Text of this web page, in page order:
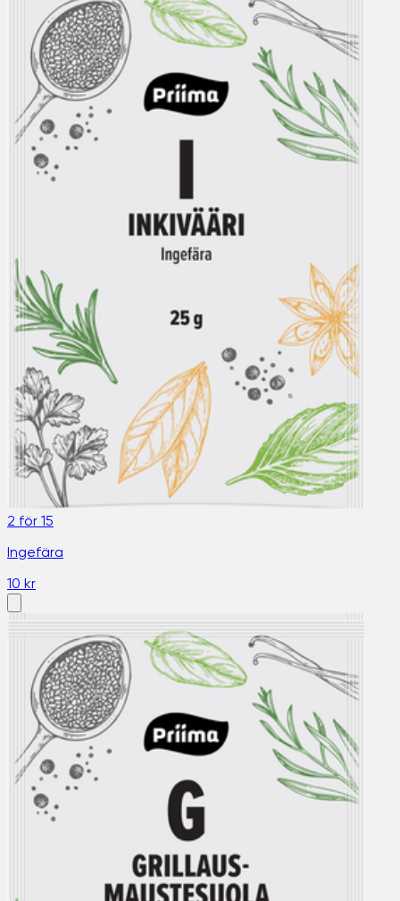
2 för 15
Ingefära
10 kr